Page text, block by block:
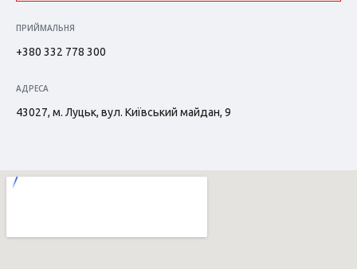
ПРИЙМАЛЬНЯ
+380 332 778 300
АДРЕСА
43027, м. Луцьк, вул. Київський майдан, 9